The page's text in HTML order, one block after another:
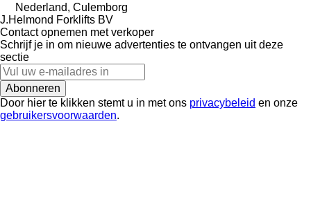
Nederland, Culemborg
J.Helmond Forklifts BV
Contact opnemen met verkoper
Schrijf je in om nieuwe advertenties te ontvangen uit deze
sectie
Abonneren
Door hier te klikken stemt u in met ons privacybeleid en onze
gebruikersvoorwaarden.